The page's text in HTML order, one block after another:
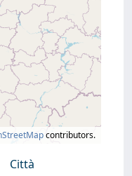
contributors.
Città